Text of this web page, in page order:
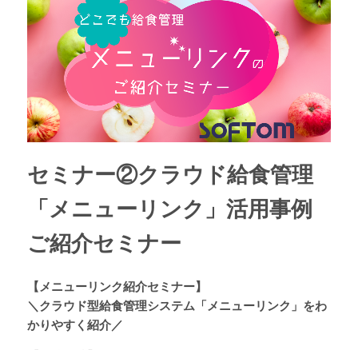
セミナー②クラウド給食管理
「メニューリンク」活用事例
ご紹介セミナー
【メニューリンク紹介セミナー】
＼クラウド型給食管理システム「メニューリンク」をわ
かりやすく紹介／